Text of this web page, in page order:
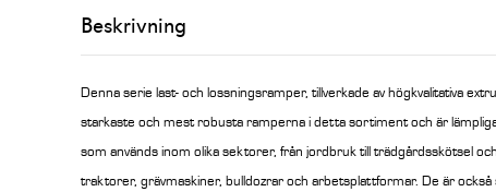
Beskrivning
Denna serie last- och lossningsramper, tillverkade av högkvalitativa
starkaste och mest robusta ramperna i detta sortiment och är
som används inom olika sektorer, från jordbruk till trädgårdsskötsel
traktorer, grävmaskiner, bulldozrar och arbetsplattformar. De är också